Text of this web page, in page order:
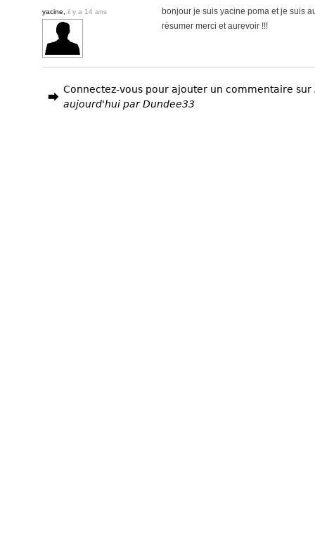
yacine, il y a 14 ans
bonjour je suis yacine poma et je suis
rèsumer merci et aurevoir !!!
Connectez-vous pour ajouter un commentaire sur
aujourd'hui par Dundee33